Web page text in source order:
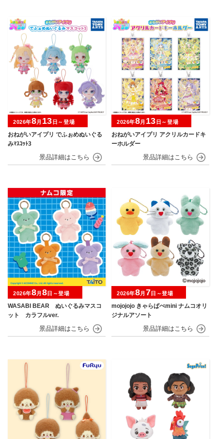
おねがいアイプリ でふぉめぬいぐる
みﾏｽｺｯﾄ3
2026年8月 13 日～登場
おねがいアイプリ アクリルカードキ
ーホルダー
2026年8月 13 日～登場
WASABI BEAR ぬいぐるみマスコ
ット カラフルver.
2026年8月 8日～登場
mojojojo きゃらぱぺmini ナムコオリ
ジナルアソート
2026年8月 7日～登場